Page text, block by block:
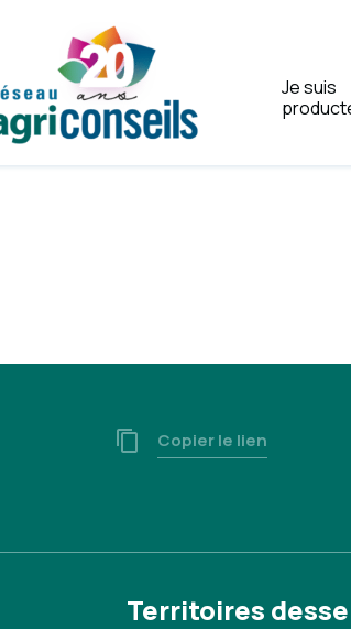
Je suis
Copier le lien
Territoires